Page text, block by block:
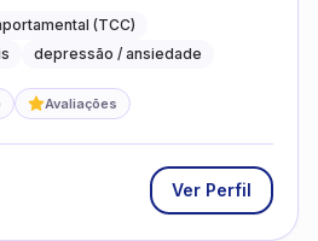
do dia a dia(TCC)
depressão / ansiedade
Avaliações
Ver Perfil